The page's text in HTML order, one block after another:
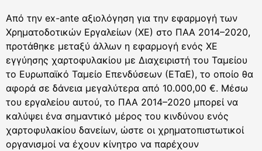
Από την ex-ante αξιολόγηση για την εφαρμογή των
Χρηματοδοτικών Εργαλείων (ΧΕ) στο ΠΑΑ 2014–2020,
προτάθηκε μεταξύ άλλων η εφαρμογή ενός ΧΕ
εγγύησης χαρτοφυλακίου με Διαχειριστή του Ταμείου
το Ευρωπαϊκό Ταμείο Επενδύσεων (ΕΤαΕ), το οποίο θα
αφορά σε δάνεια μεγαλύτερα από 10.000,00 €. Μέσω
του εργαλείου αυτού, το ΠΑΑ 2014–2020 μπορεί να
καλύψει ένα σημαντικό μέρος του κινδύνου ενός
χαρτοφυλακίου δανείων, ώστε οι χρηματοπιστωτικοί
οργανισμοί να έχουν κίνητρο να παρέχουν